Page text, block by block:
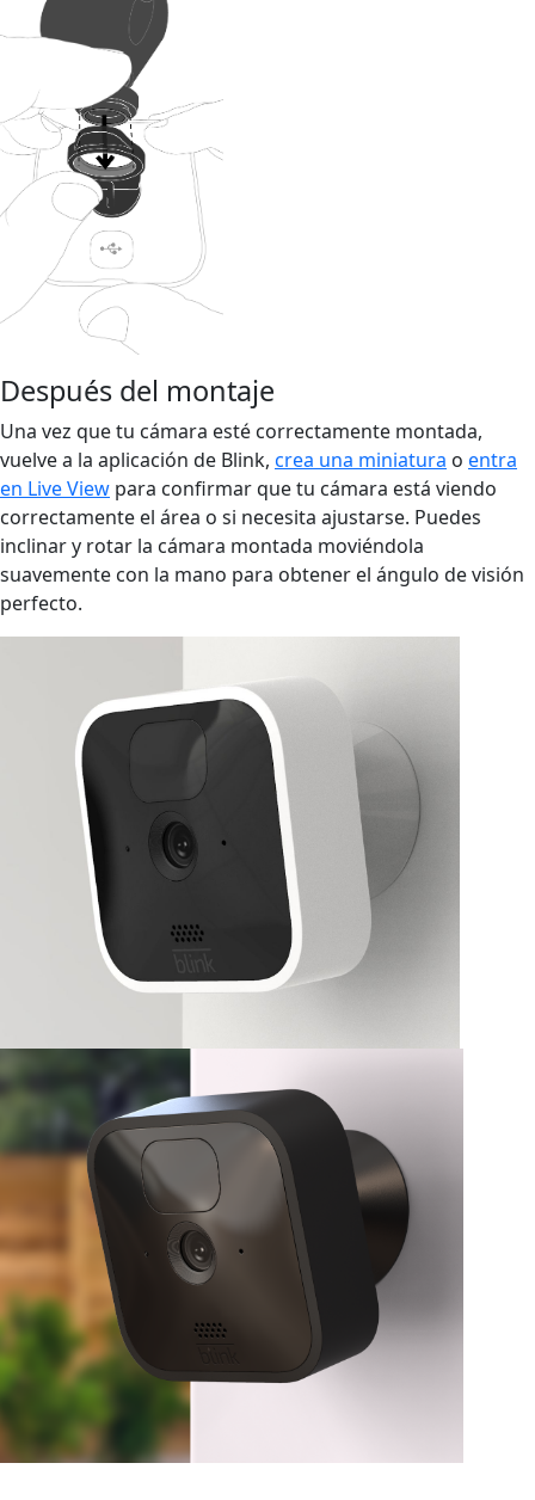
Después del montaje
Una vez que tu cámara esté correctamente montada,
vuelve a la aplicación de Blink, crea una miniatura o entra
en Live View para confirmar que tu cámara está viendo
correctamente el área o si necesita ajustarse. Puedes
inclinar y rotar la cámara montada moviéndola
suavemente con la mano para obtener el ángulo de visión
perfecto.